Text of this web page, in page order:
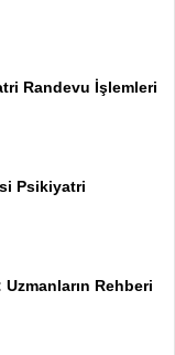
Randevu İşlemleri
Psikiyatri
Rehberi